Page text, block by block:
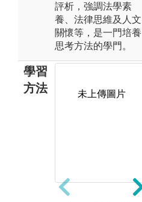
評析，強調法學素
養、法律思維及人文
關懷等，是一門培養
思考方法的學門。
學習
方法
未上傳圖片